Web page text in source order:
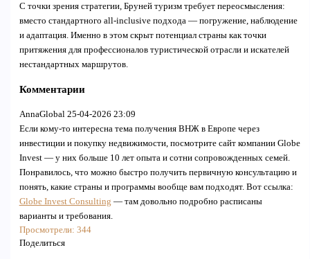
С точки зрения стратегии, Бруней туризм требует переосмысления:
вместо стандартного all-inclusive подхода — погружение, наблюдение
и адаптация. Именно в этом скрыт потенциал страны как точки
притяжения для профессионалов туристической отрасли и искателей
нестандартных маршрутов.
Комментарии
AnnaGlobal 25-04-2026 23:09
Если кому-то интересна тема получения ВНЖ в Европе через
инвестиции и покупку недвижимости, посмотрите сайт компании Globe
Invest — у них больше 10 лет опыта и сотни сопровожденных семей.
Понравилось, что можно быстро получить первичную консультацию и
понять, какие страны и программы вообще вам подходят. Вот ссылка:
Globe Invest Consulting — там довольно подробно расписаны
варианты и требования.
Просмотрели: 344
Поделиться